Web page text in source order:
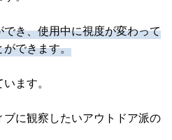
き、使用中に視度が変わって
ができます。
ます。
に観察したいアウトドア派の